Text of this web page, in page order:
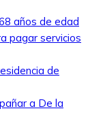
años de edad
pagar servicios
de
a De la